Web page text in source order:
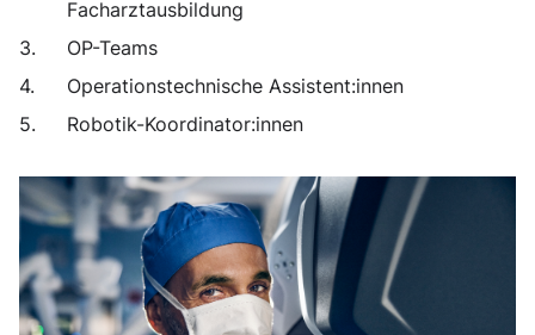
Facharztausbildung
OP-Teams
Operationstechnische Assistent:innen
Robotik-Koordinator:innen